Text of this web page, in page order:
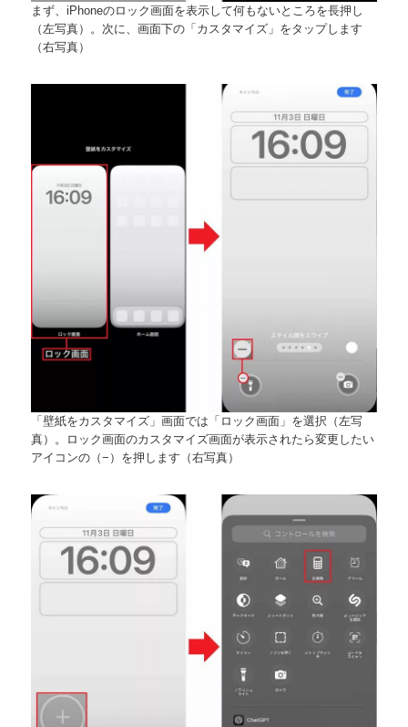
まず、iPhoneのロック画面を表示して何もないところを長押し
（左写真）。次に、画面下の「カスタマイズ」をタップします
（右写真）
「壁紙をカスタマイズ」画面では「ロック画面」を選択（左写
真）。ロック画面のカスタマイズ画面が表示されたら変更したい
アイコンの（−）を押します（右写真）